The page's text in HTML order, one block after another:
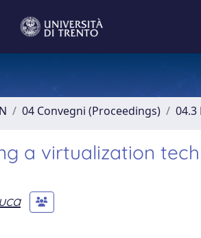
04 Convegni (Proceedings)
a virtualization